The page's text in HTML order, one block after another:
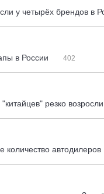
у четырёх брендов в
в России
402
резко возросли
количество автодилеров